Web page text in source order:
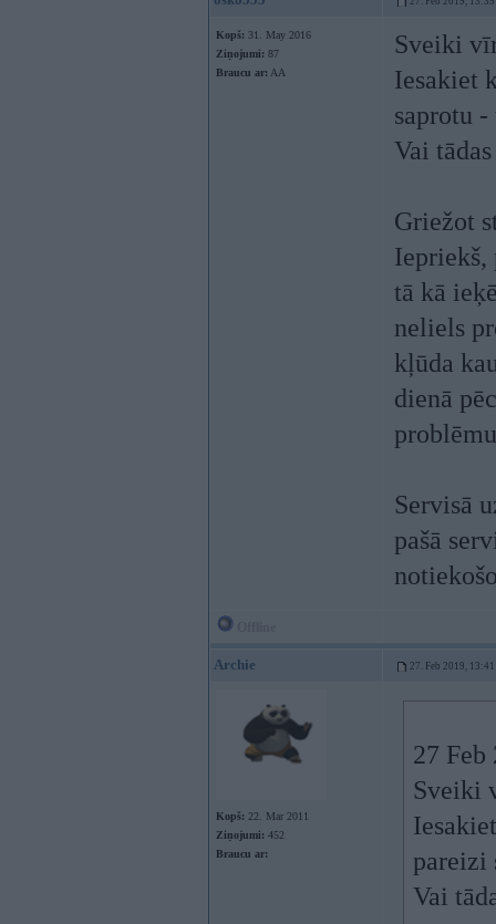
Kopš: 31. May 2016
Ziņojumi: 87
Braucu ar: AA
Sveiki
Iesakiet
saprotu
Vai
Griežot
Iepriekš,
tā kā
neliels
kļūda
dienā
Servisā
pašā
Archie 27. Feb 2019, 13:41
Kopš: 22. Mar 2011
Ziņojumi: 452
Braucu ar:
27
Sveiki
pareizi
Vai